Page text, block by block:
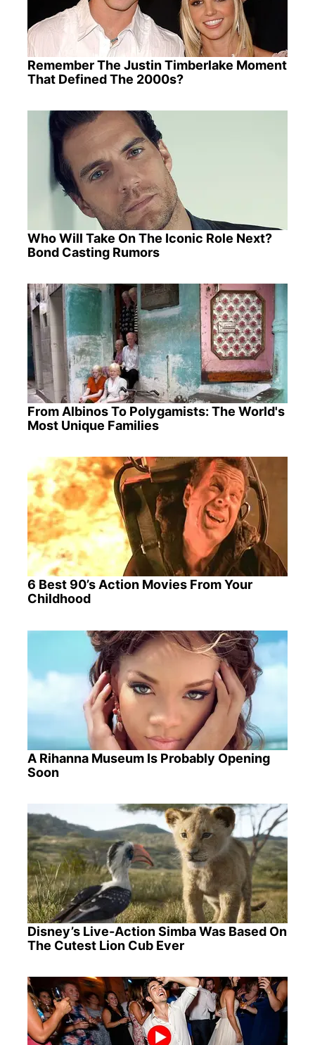
Remember The Justin Timberlake Moment
That Defined The 2000s?
Who Will Take On The Iconic Role Next?
Bond Casting Rumors
From Albinos To Polygamists: The World's
Most Unique Families
6 Best 90’s Action Movies From Your
Childhood
A Rihanna Museum Is Probably Opening
Soon
Disney’s Live-Action Simba Was Based On
The Cutest Lion Cub Ever